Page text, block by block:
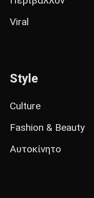
Viral
Style
Culture
Fashion & Beauty
Αυτοκίνητο